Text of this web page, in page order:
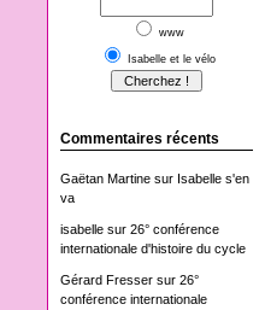
www
Isabelle et le vélo
Commentaires récents
Gaëtan Martine sur Isabelle s'en
va
isabelle sur 26° conférence
internationale d'histoire du cycle
Gérard Fresser sur 26°
conférence internationale